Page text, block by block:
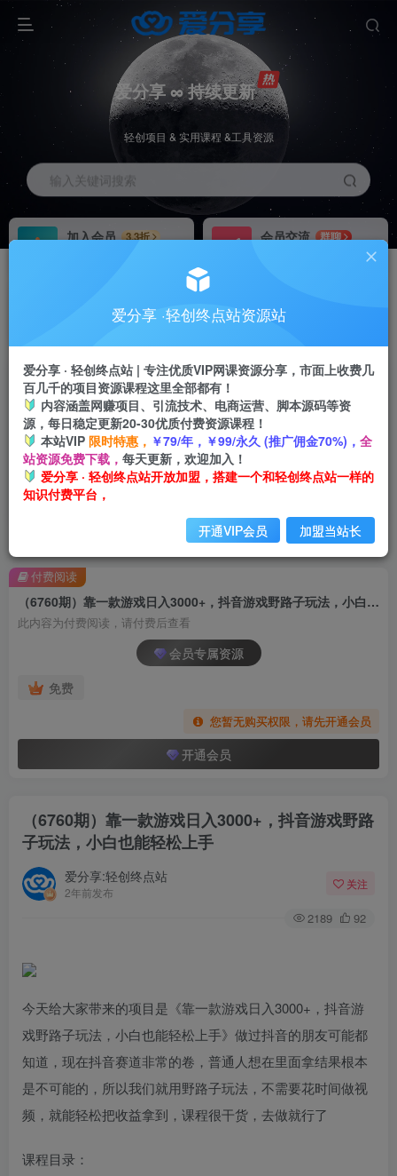
爱分享 ∞ 持续更新
轻创项目 & 实用课程 &工具资源
输入关键词搜索
加入会员
3.3折
会员交流
群聊
推广返佣高达70%
24小时自动赚钱
加入会员享受权益福利
（6760期）靠一款游戏日入3000+，抖音游戏野路子玩法，小白也能轻松上手
此内容为付费阅读，请付费后查看
会员专属资源
免费
您暂无购买权限，请先开通会员
开通会员
付费阅读
（6760期）靠一款游戏日入3000+，抖音游戏野路
子玩法，小白也能轻松上手
爱分享:轻创终点站
2年前发布
关注
2189 92
今天给大家带来的项目是《靠一款游戏日入3000+，抖音游
戏野路子玩法，小白也能轻松上手》做过抖音的朋友可能都
知道，现在抖音赛道非常的卷，普通人想在里面拿结果根本
是不可能的，所以我们就用野路子玩法，不需要花时间做视
频，就能轻松把收益拿到，课程很干货，去做就行了
课程目录：
爱分享 ·轻创终点站资源站
爱分享 · 轻创终点站 | 专注优质VIP网课资源分享，市面上收费几
百几千的项目资源课程这里全部都有！
内容涵盖网赚项目、引流技术、电商运营、脚本源码等资
源，每日稳定更新20-30优质付费资源课程！
本站VIP 限时特惠， ￥79/年，￥99/永久 (推广佣金70%)， 全
站资源免费下载， 每天更新，欢迎加入！
爱分享 · 轻创终点站开放加盟，搭建一个和轻创终点站一样的
知识付费平台，
开通VIP会员 加盟当站长